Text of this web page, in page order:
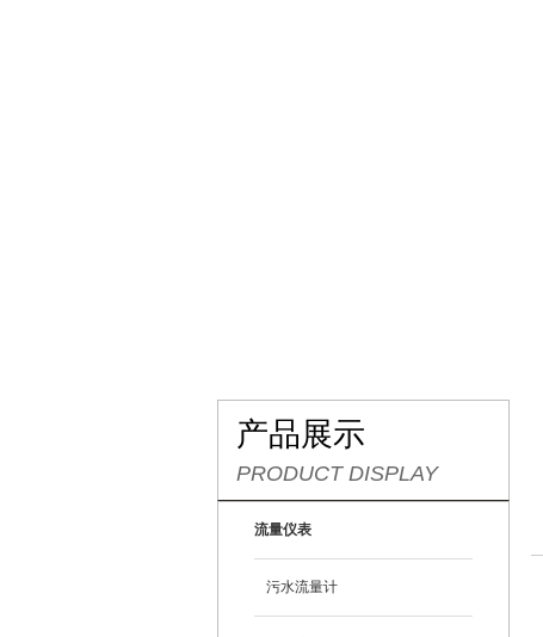
产品展示
PRODUCT DISPLAY
流量仪表
污水流量计